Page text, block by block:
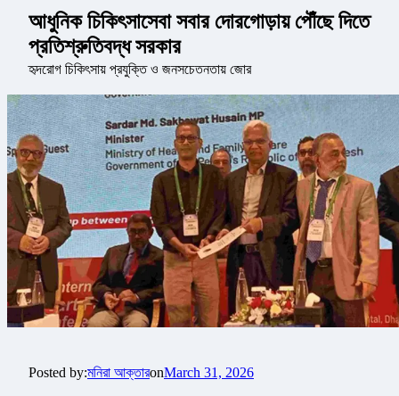
আধুনিক চিকিৎসাসেবা সবার দোরগোড়ায় পৌঁছে দিতে
প্রতিশ্রুতিবদ্ধ সরকার
হৃদরোগ চিকিৎসায় প্রযুক্তি ও জনসচেতনতায় জোর
Posted by:মনিরা আক্তারonMarch 31, 2026